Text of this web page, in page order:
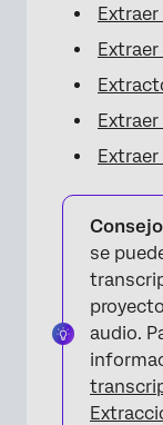
Extraer
se
audio.